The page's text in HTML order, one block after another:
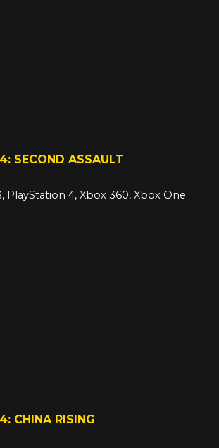
SECOND ASSAULT
PlayStation 4, Xbox 360, Xbox One
CHINA RISING